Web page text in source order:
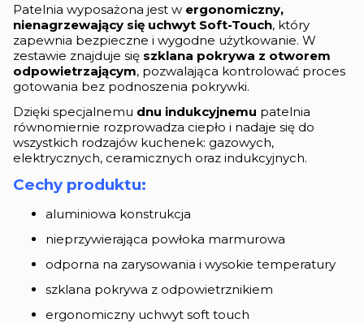
Patelnia wyposażona jest w ergonomiczny,
nienagrzewający się uchwyt Soft-Touch, który
zapewnia bezpieczne i wygodne użytkowanie. W
zestawie znajduje się szklana pokrywa z otworem
odpowietrzającym, pozwalająca kontrolować proces
gotowania bez podnoszenia pokrywki.
Dzięki specjalnemu dnu indukcyjnemu patelnia
równomiernie rozprowadza ciepło i nadaje się do
wszystkich rodzajów kuchenek: gazowych,
elektrycznych, ceramicznych oraz indukcyjnych.
Cechy produktu:
aluminiowa konstrukcja
nieprzywierająca powłoka marmurowa
odporna na zarysowania i wysokie temperatury
szklana pokrywa z odpowietrznikiem
ergonomiczny uchwyt soft touch